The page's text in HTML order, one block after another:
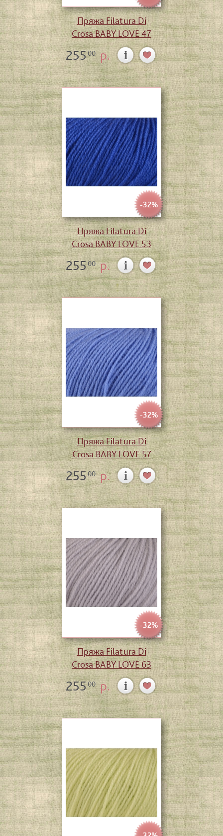
Пряжа Filatura Di
Crosa BABY LOVE 47
25500р.
-32%
Пряжа Filatura Di
Crosa BABY LOVE 53
25500р.
-32%
Пряжа Filatura Di
Crosa BABY LOVE 57
25500р.
-32%
Пряжа Filatura Di
Crosa BABY LOVE 63
25500р.